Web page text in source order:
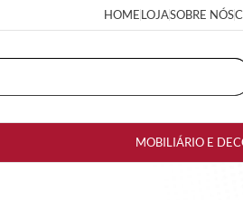
HOMELOJASOBRE NÓS
MOBILIÁRIO E